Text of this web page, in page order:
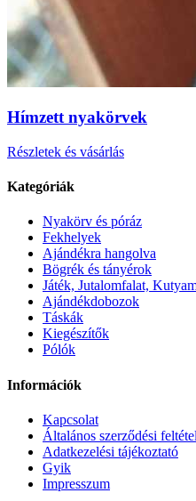
Hímzett nyakörvek
Részletek és vásárlás
Kategóriák
Nyakörv és póráz
Fekhelyek
Ajándékra hangolva
Bögrék és tányérok
Játék, Jutalomfalat,
Ajándékdobozok
Táskák
Kiegészítők
Pólók
Információk
Kapcsolat
Általános szerződési
Adatkezelési tájékoztató
Gyik
Impresszum